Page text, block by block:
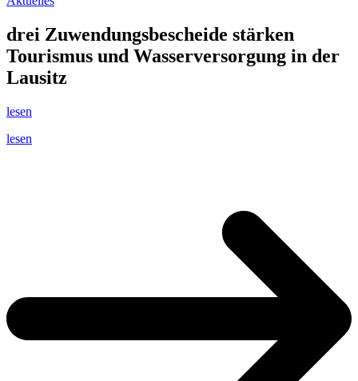
drei Zuwendungsbescheide stärken
Tourismus und Wasserversorgung in der
Lausitz
lesen
lesen